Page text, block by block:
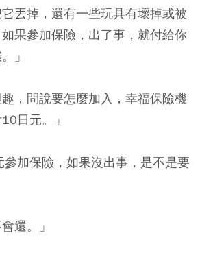
丟掉，還有一些玩具有壞掉或被
果參加保險，出了事，就付給你
」
，問說要怎麼加入，幸福保險機
日元。」
加保險，如果沒出事，是不是要
還。」